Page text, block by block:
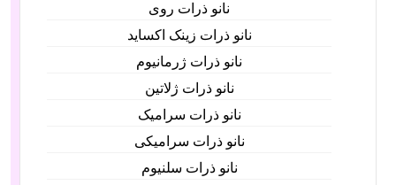
نانو ذرات روی
نانو ذرات زینک اکساید
نانو ذرات ژرمانیوم
نانو ذرات ژلاتین
نانو ذرات سرامیک
نانو ذرات سرامیکی
نانو ذرات سلنیوم